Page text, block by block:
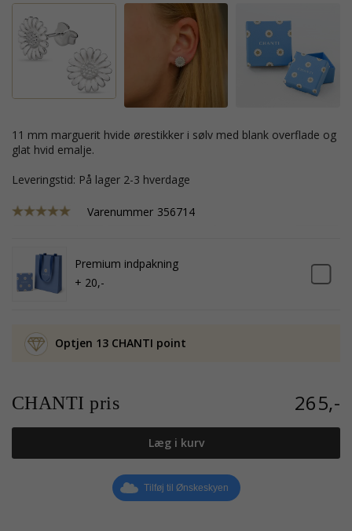
11 mm marguerit hvide ørestikker i sølv med blank overflade og
glat hvid emalje.
Leveringstid: På lager 2-3 hverdage
Varenummer 356714
Premium indpakning
+ 20,-
Optjen 13 CHANTI point
CHANTI pris 265,-
Læg i kurv
Tilføj til Ønskeskyen